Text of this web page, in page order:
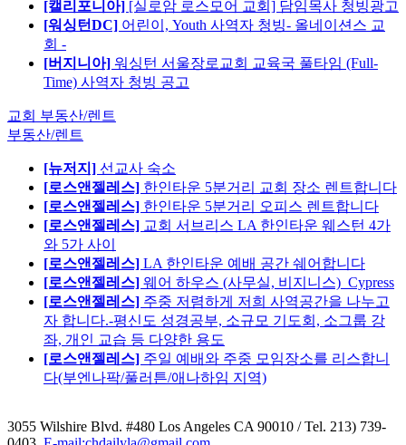
[캘리포니아] [실로암 로스모어 교회] 담임목사 청빙광고
[워싱턴DC] 어린이, Youth 사역자 청빙- 올네이션스 교
회 -
[버지니아] 워싱턴 서울장로교회 교육국 풀타임 (Full-
Time) 사역자 청빙 공고
교회 부동산/렌트
부동산/렌트
[뉴저지] 선교사 숙소
[로스앤젤레스] 한인타운 5분거리 교회 장소 렌트합니다
[로스앤젤레스] 한인타운 5분거리 오피스 렌트합니다
[로스앤젤레스] 교회 서브리스 LA 한인타운 웨스턴 4가
와 5가 사이
[로스앤젤레스] LA 한인타운 예배 공간 쉐어합니다
[로스앤젤레스] 웨어 하우스 (사무실, 비지니스)_Cypress
[로스앤젤레스] 주중 저렴하게 저희 사역공간을 나누고
자 합니다.-평신도 성경공부, 소규모 기도회, 소그룹 강
좌, 개인 교습 등 다양한 용도
[로스앤젤레스] 주일 예배와 주중 모임장소를 리스합니
다(부엔나팍/풀러튼/애나하임 지역)
3055 Wilshire Blvd. #480 Los Angeles CA 90010 / Tel. 213) 739-